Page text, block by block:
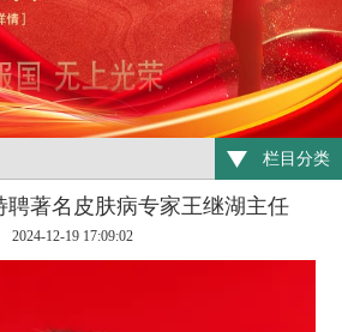
栏目分类
聘著名皮肤病专家王继湖主任
2024-12-19 17:09:02